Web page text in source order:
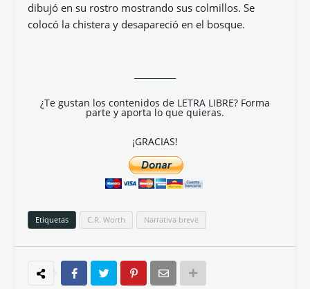
dibujó en su rostro mostrando sus colmillos. Se
colocó la chistera y desapareció en el bosque.
¿Te gustan los contenidos de LETRA LIBRE? Forma
parte y aporta lo que quieras.
¡GRACIAS!
Etiquetas C.R. Worth Narrativa breve